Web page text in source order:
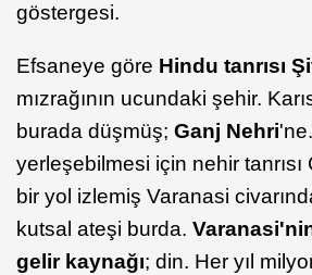
göstergesi.
Efsaneye göre Hindu tanrısı
mızrağının ucundaki şehir.
burada düşmüş; Ganj Nehri
yerleşebilmesi için nehir tanrısı
bir yol izlemiş Varanasi
kutsal ateşi burda.
gelir kaynağı; din. Her yıl